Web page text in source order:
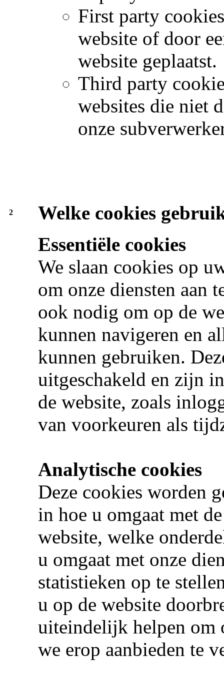
First party
website of door
website geplaatst.
Third party
websites die niet
onze
2
Welke cookies
Essentiële cookies
We slaan cookies op
om onze diensten aan
ook nodig om op de
kunnen navigeren en
kunnen gebruiken.
uitgeschakeld en zijn
de website, zoals
van voorkeuren als
Analytische cookies
Deze cookies worden
in hoe u omgaat met
website, welke
u omgaat met onze
statistieken op te
u op de website
uiteindelijk helpen om
we erop aanbieden te